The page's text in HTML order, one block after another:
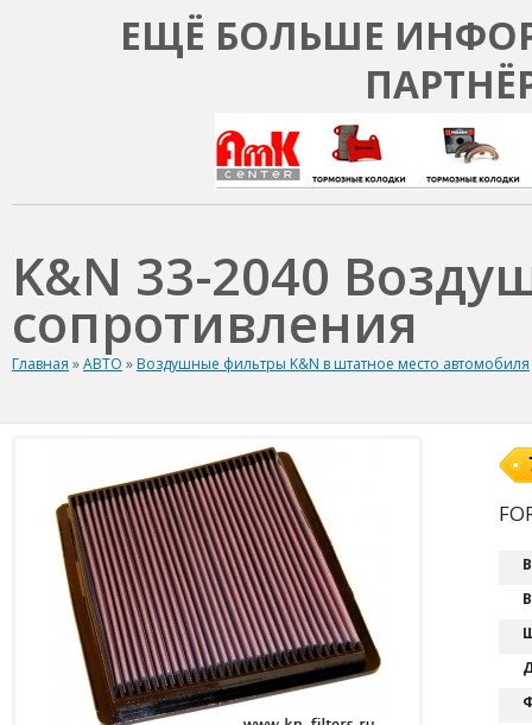
ЕЩЁ БОЛЬШЕ
K&N 33-2040
сопротивления
Главная »АВТО » Воздушные фильтры K&N в штатное место автомобиля